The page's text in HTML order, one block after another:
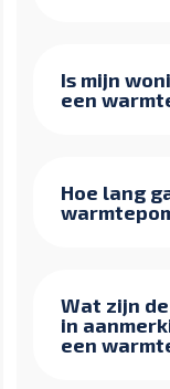
Is mijn
een
Hoe lang
Wat zijn
in
een